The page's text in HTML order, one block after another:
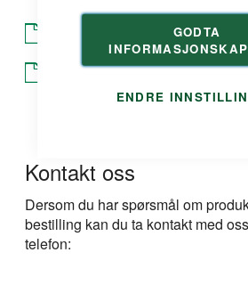
GODTA
ENDRE
Produktdatablad
Kontakt oss
Dersom du har spørsmål om
bestilling kan du ta kontakt med
telefon: